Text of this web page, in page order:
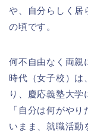
や、自分らしく居
の頃です。
何不自由なく両親
時代（女子校）は
り、慶応義塾大
「自分は何がや
いまま、就職活動